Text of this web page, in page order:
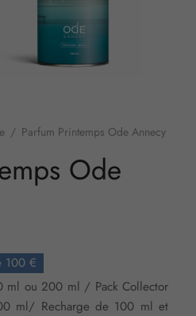
/ Parfum Printemps Ode Annecy
Ode
:
€
100 €
ml ou 200 ml / Pack Collector
ml/ Recharge de 100 ml et